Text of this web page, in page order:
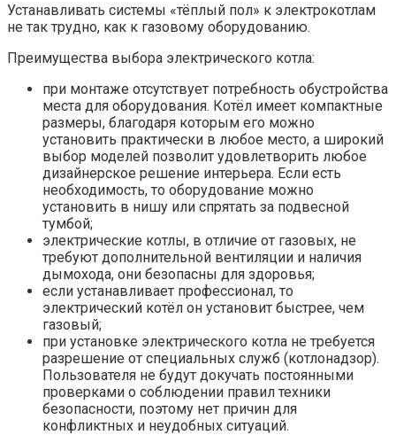
Устанавливать системы «тёплый пол» к электрокотлам
не так трудно, как к газовому оборудованию.
Преимущества выбора электрического котла:
при монтаже отсутствует потребность обустройства
места для оборудования. Котёл имеет компактные
размеры, благодаря которым его можно
установить практически в любое место, а широкий
выбор моделей позволит удовлетворить любое
дизайнерское решение интерьера. Если есть
необходимость, то оборудование можно
установить в нишу или спрятать за подвесной
тумбой;
электрические котлы, в отличие от газовых, не
требуют дополнительной вентиляции и наличия
дымохода, они безопасны для здоровья;
если устанавливает профессионал, то
электрический котёл он установит быстрее, чем
газовый;
при установке электрического котла не требуется
разрешение от специальных служб (котлонадзор).
Пользователя не будут докучать постоянными
проверками о соблюдении правил техники
безопасности, поэтому нет причин для
конфликтных и неудобных ситуаций.